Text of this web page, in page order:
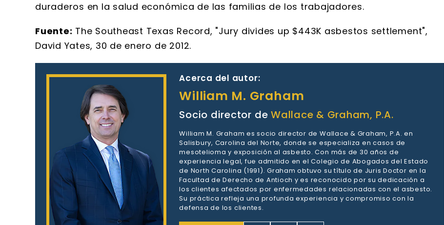
duraderos en la salud económica de las familias de los trabajadores.
Fuente: The Southeast Texas Record, "Jury divides up $443K asbestos settlement",
David Yates, 30 de enero de 2012.
Acerca del autor:
William M. Graham
Socio director deWallace & Graham, P.A.
William M. Graham es socio director de Wallace & Graham, P.A. en
Salisbury, Carolina del Norte, donde se especializa en casos de
mesotelioma y exposición al asbesto. Con más de 30 años de
experiencia legal, fue admitido en el Colegio de Abogados del Estado
de North Carolina (1991). Graham obtuvo su título de Juris Doctor en la
Facultad de Derecho de Antioch y es reconocido por su dedicación a
los clientes afectados por enfermedades relacionadas con el asbesto.
Su práctica refleja una profunda experiencia y compromiso con la
defensa de los clientes.